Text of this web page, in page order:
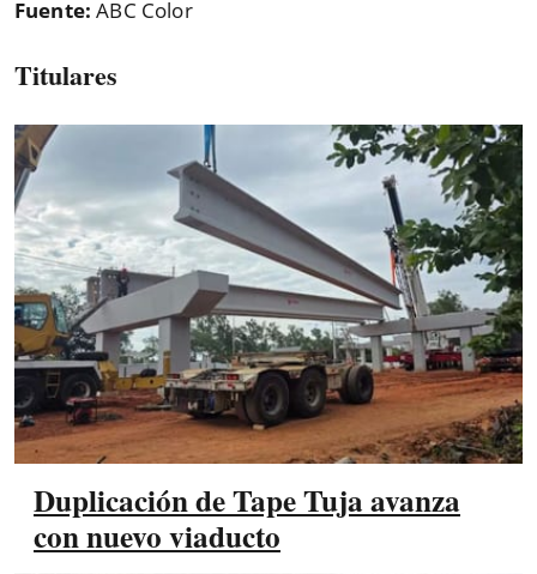
Fuente: ABC Color
Titulares
Duplicación de Tape Tuja avanza
con nuevo viaducto